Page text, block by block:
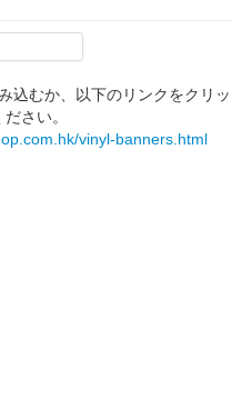
込むか、以下のリンクをクリ
さい。
vinyl-banners.html